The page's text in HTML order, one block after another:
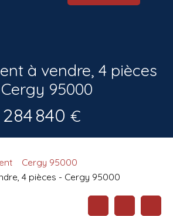
à vendre, 4 pièces
95000
284 840 €
Cergy 95000
4 pièces - Cergy 95000